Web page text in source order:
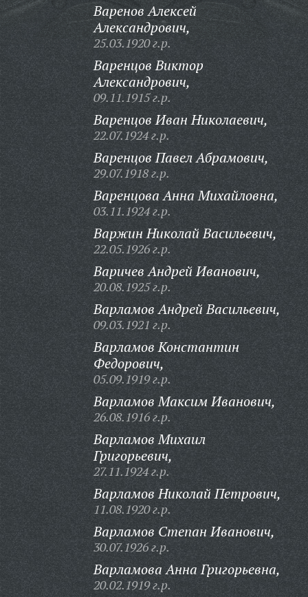
Варенов Алексей
Александрович,
25.03.1920 г.р.
Варенцов Виктор
Александрович,
09.11.1915 г.р.
Варенцов Иван Николаевич,
22.07.1924 г.р.
Варенцов Павел Абрамович,
29.07.1918 г.р.
Варенцова Анна Михайловна,
03.11.1924 г.р.
Варжин Николай Васильевич,
22.05.1926 г.р.
Варичев Андрей Иванович,
20.08.1925 г.р.
Варламов Андрей Васильевич,
09.03.1921 г.р.
Варламов Константин
Федорович,
05.09.1919 г.р.
Варламов Максим Иванович,
26.08.1916 г.р.
Варламов Михаил
Григорьевич,
27.11.1924 г.р.
Варламов Николай Петрович,
11.08.1920 г.р.
Варламов Степан Иванович,
30.07.1926 г.р.
Варламова Анна Григорьевна,
20.02.1919 г.р.